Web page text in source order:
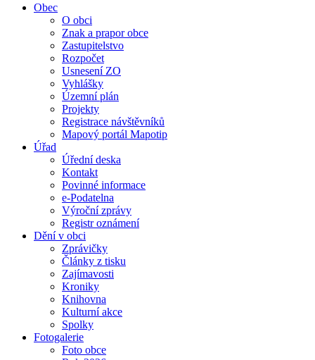
Obec
O obci
Znak a prapor obce
Zastupitelstvo
Rozpočet
Usnesení ZO
Vyhlášky
Územní plán
Projekty
Registrace návštěvníků
Mapový portál Mapotip
Úřad
Úřední deska
Kontakt
Povinné informace
e-Podatelna
Výroční zprávy
Registr oznámení
Dění v obci
Zprávičky
Články z tisku
Zajímavosti
Kroniky
Knihovna
Kulturní akce
Spolky
Fotogalerie
Foto obce